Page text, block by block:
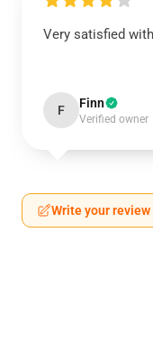
Very satisfied
F Finn
Verified owner
Write your review